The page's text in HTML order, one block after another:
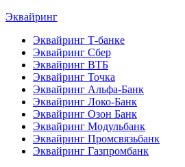
Эквайринг
Эквайринг Т-банке
Эквайринг Сбер
Эквайринг ВТБ
Эквайринг Точка
Эквайринг Альфа-Банк
Эквайринг Локо-Банк
Эквайринг Озон Банк
Эквайринг Модульбанк
Эквайринг Промсвязьбанк
Эквайринг Газпромбанк